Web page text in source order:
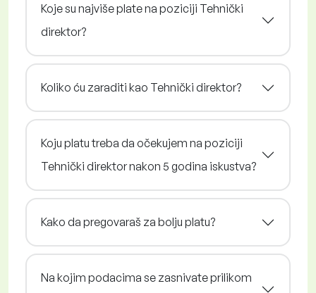
Koje su najviše plate na poziciji Tehnički
direktor?
Koliko ću zaraditi kao Tehnički direktor?
Koju platu treba da očekujem na poziciji
Tehnički direktor nakon 5 godina iskustva?
Kako da pregovaraš za bolju platu?
Na kojim podacima se zasnivate prilikom